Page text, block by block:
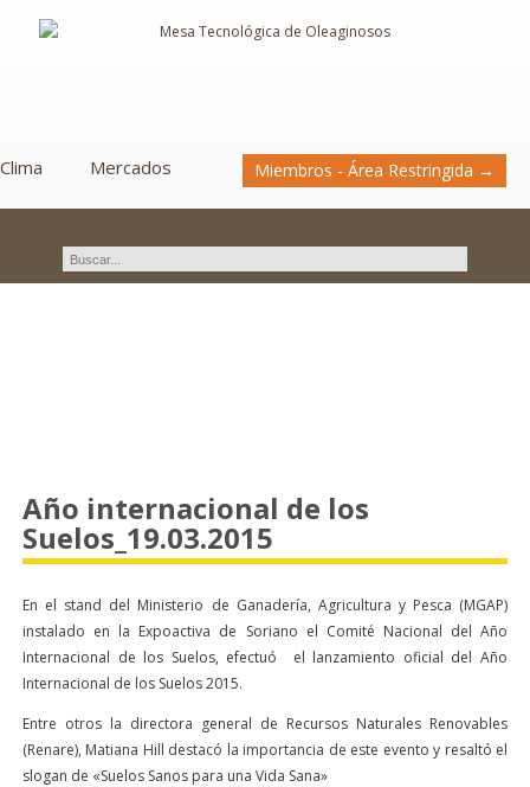
Clima Mercados Miembros - Área Restringida →
Año internacional de los
Suelos_19.03.2015
En el stand del Ministerio de Ganadería, Agricultura y Pesca (MGAP)
instalado en la Expoactiva de Soriano el Comité Nacional del Año
Internacional de los Suelos, efectuó el lanzamiento oficial del Año
Internacional de los Suelos 2015.
Entre otros la directora general de Recursos Naturales Renovables
(Renare), Matiana Hill destacó la importancia de este evento y resaltó el
slogan de «Suelos Sanos para una Vida Sana»